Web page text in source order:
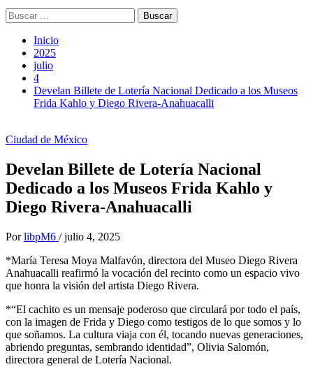
Buscar:
Inicio
2025
julio
4
Develan Billete de Lotería Nacional Dedicado a los Museos
Frida Kahlo y Diego Rivera-Anahuacalli
Ciudad de México
Develan Billete de Lotería Nacional
Dedicado a los Museos Frida Kahlo y
Diego Rivera-Anahuacalli
Por libpM6 / julio 4, 2025
*María Teresa Moya Malfavón, directora del Museo Diego Rivera
Anahuacalli reafirmó la vocación del recinto como un espacio vivo
que honra la visión del artista Diego Rivera.
*“El cachito es un mensaje poderoso que circulará por todo el país,
con la imagen de Frida y Diego como testigos de lo que somos y lo
que soñamos. La cultura viaja con él, tocando nuevas generaciones,
abriendo preguntas, sembrando identidad”, Olivia Salomón,
directora general de Lotería Nacional.